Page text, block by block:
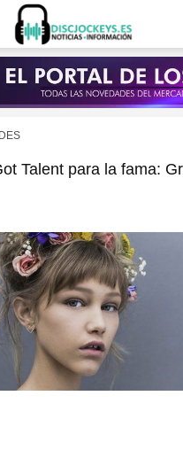
Talent para la fama: